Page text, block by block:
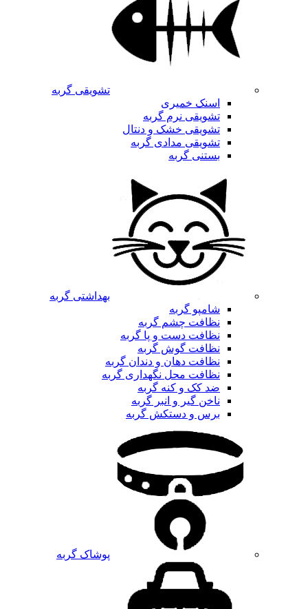
تشویقی گربه
اسنک خمیری
تشویقی نرم گربه
تشویقی خشک و دنتال
تشویقی مدادی گربه
بستنی گربه
بهداشتی گربه
شامپو گربه
نظافت چشم گربه
نظافت دست و پا گربه
نظافت گوش گربه
نظافت دهان و دندان گربه
نظافت محل نگهداری گربه
ضد کک و کنه گربه
ناخن گیر و انبر گربه
برس و دستکش گربه
پوشاک گربه